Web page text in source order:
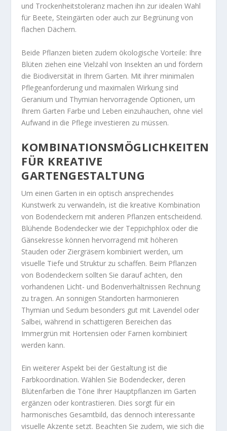
und Trockenheitstoleranz machen ihn zur idealen Wahl
für Beete, Steingärten oder auch zur Begrünung von
flachen Dächern.
Beide Pflanzen bieten zudem ökologische Vorteile: Ihre
Blüten ziehen eine Vielzahl von Insekten an und fördern
die Biodiversität in Ihrem Garten. Mit ihrer minimalen
Pflegeanforderung und maximalen Wirkung sind
Geranium und Thymian hervorragende Optionen, um
Ihrem Garten Farbe und Leben einzuhauchen, ohne viel
Aufwand in die Pflege investieren zu müssen.
KOMBINATIONSMÖGLICHKEITEN
FÜR KREATIVE
GARTENGESTALTUNG
Um einen Garten in ein optisch ansprechendes
Kunstwerk zu verwandeln, ist die kreative Kombination
von Bodendeckern mit anderen Pflanzen entscheidend.
Blühende Bodendecker wie der Teppichphlox oder die
Gänsekresse können hervorragend mit höheren
Stauden oder Ziergräsern kombiniert werden, um
visuelle Tiefe und Struktur zu schaffen. Beim Pflanzen
von Bodendeckern sollten Sie darauf achten, den
vorhandenen Licht- und Bodenverhältnissen Rechnung
zu tragen. An sonnigen Standorten harmonieren
Thymian und Sedum besonders gut mit Lavendel oder
Salbei, während in schattigeren Bereichen das
Immergrün mit Hortensien oder Farnen kombiniert
werden kann.
Ein weiterer Aspekt bei der Gestaltung ist die
Farbkoordination. Wählen Sie Bodendecker, deren
Blütenfarben die Töne Ihrer Hauptpflanzen im Garten
ergänzen oder kontrastieren. Dies sorgt für ein
harmonisches Gesamtbild, das dennoch interessante
visuelle Akzente setzt. Beachten Sie zudem, wie sich die